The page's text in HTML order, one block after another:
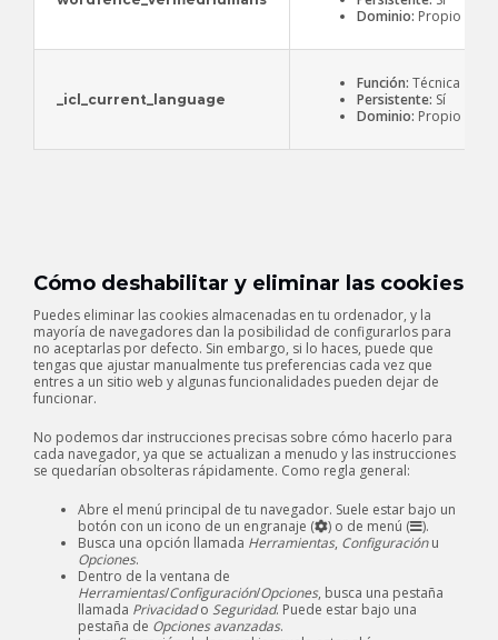
Dominio: Propio
_icl_current_language
Función: Técnica
Persistente: Sí
Dominio: Propio
Cómo deshabilitar y eliminar las cookies
Puedes eliminar las cookies almacenadas en tu ordenador, y la
mayoría de navegadores dan la posibilidad de configurarlos para
no aceptarlas por defecto. Sin embargo, si lo haces, puede que
tengas que ajustar manualmente tus preferencias cada vez que
entres a un sitio web y algunas funcionalidades pueden dejar de
funcionar.
No podemos dar instrucciones precisas sobre cómo hacerlo para
cada navegador, ya que se actualizan a menudo y las instrucciones
se quedarían obsolteras rápidamente. Como regla general:
Abre el menú principal de tu navegador. Suele estar bajo un
botón con un icono de un engranaje (
) o de menú (
).
Busca una opción llamada Herramientas, Configuraciónu
Opciones.
Dentro de la ventana de
Herramientas/Configuración/Opciones, busca una pestaña
llamada Privacidado Seguridad. Puede estar bajo una
pestaña de Opciones avanzadas.